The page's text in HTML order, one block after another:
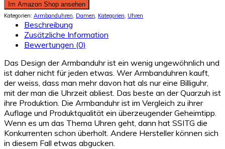
Im Amazon Shop ansehen
Kategorien: Armbanduhren, Damen, Kategorien, Uhren
Beschreibung
Zusätzliche Information
Bewertungen (0)
Das Design der Armbanduhr ist ein wenig ungewöhnlich und
ist daher nicht für jeden etwas. Wer Armbanduhren kauft,
der weiss, dass man mehr davon hat als nur eine Billiguhr,
mit der man die Uhrzeit abliest. Das beste an der Quarzuh ist
ihre Produktion. Die Armbanduhr ist im Vergleich zu ihrer
Auflage und Produktqualität ein überzeugender Geheimtipp.
Wenn es um das Thema Uhren geht, dann hat SSITG die
Konkurrenten schon überholt. Andere Hersteller können sich
in diesem Fall etwas abgucken.